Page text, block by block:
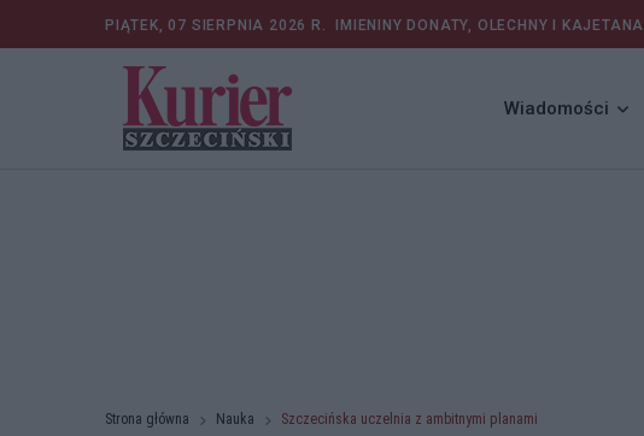
PIĄTEK, 07 SIERPNIA 2026 R. IMIENINY DONATY, OLECHNY I KAJETANA
Wiadomości
Strona główna Nauka Szczecińska uczelnia z ambitnymi planami